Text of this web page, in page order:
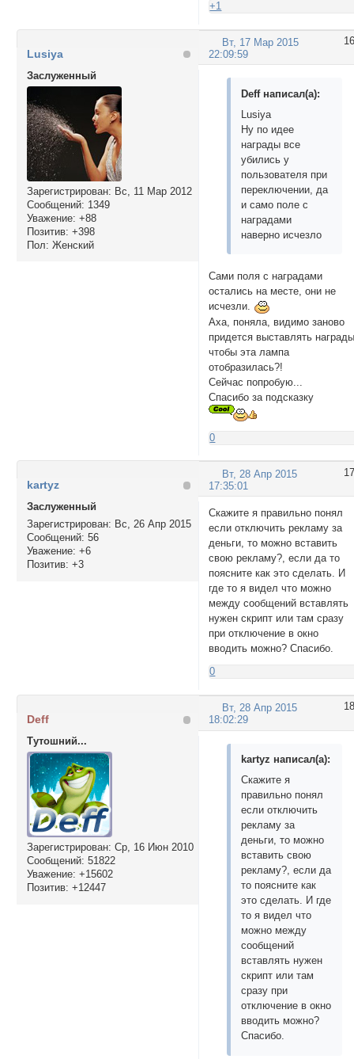
+1
16
Вт, 17 Мар 2015
22:09:59
Lusiya
Заслуженный
Зарегистрирован: Вс, 11 Мар 2012
Сообщений: 1349
Уважение: +88
Позитив: +398
Пол: Женский
Deff написал(а):
Lusiya
Ну по идее
награды все
убились у
пользователя при
переключении, да
и само поле с
наградами
наверно исчезло
Сами поля с наградами
остались на месте, они не
исчезли.
Аха, поняла, видимо заново
придется выставлять
чтобы эта лампа
отобразилась?!
Сейчас попробую...
Спасибо за подсказку
0
17
Вт, 28 Апр 2015
17:35:01
kartyz
Заслуженный
Зарегистрирован: Вс, 26 Апр 2015
Сообщений: 56
Уважение: +6
Позитив: +3
Скажите я правильно понял
если отключить рекламу за
деньги, то можно вставить
свою рекламу?, если да то
поясните как это сделать. И
где то я видел что можно
между сообщений вставлять
нужен скрипт или там сразу
при отключение в окно
вводить можно? Спасибо.
0
18
Вт, 28 Апр 2015
18:02:29
Deff
Тутошний...
Зарегистрирован: Ср, 16 Июн 2010
Сообщений: 51822
Уважение: +15602
Позитив: +12447
kartyz написал(а):
Скажите я
правильно понял
если отключить
рекламу за
деньги, то можно
вставить свою
рекламу?, если да
то поясните как
это сделать. И где
то я видел что
можно между
сообщений
вставлять нужен
скрипт или там
сразу при
отключение в окно
вводить можно?
Спасибо.